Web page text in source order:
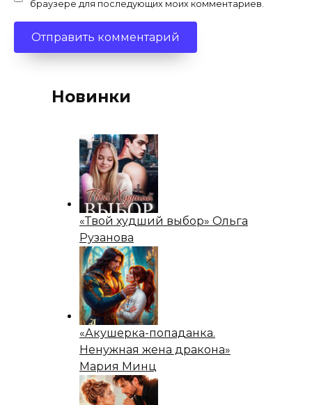
браузере для последующих моих комментариев.
Новинки
«Твой худший выбор» Ольга
Рузанова
«Акушерка-попаданка.
Ненужная жена дракона»
Мария Минц